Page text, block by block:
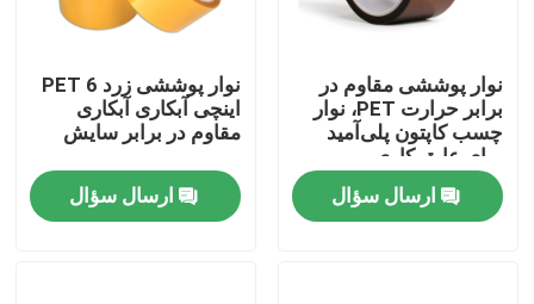
صفحه اصلی
نوار پوششی مقاوم در
برابر حرارت PET، نوار
چسب کاپتون پلی‌آمید
برای عایق کاری
ارسال سؤال
نوار پوششی زرد PET 6
اینچی آبکاری آبکاری
مقاوم در برابر سایش
ارسال سؤال